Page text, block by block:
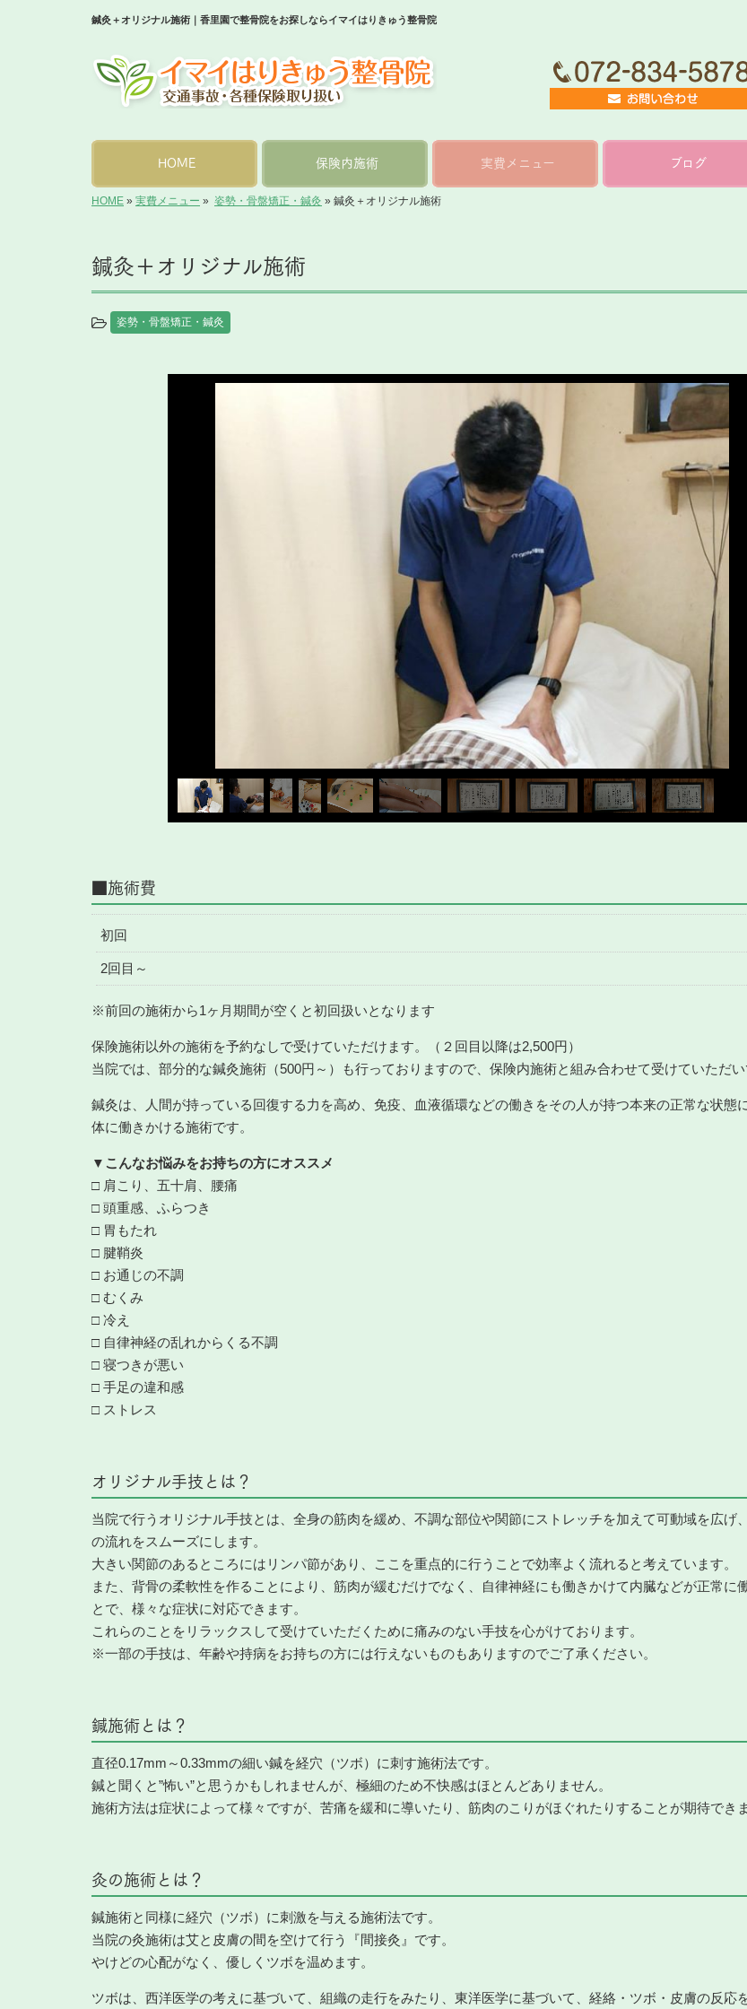
鍼灸＋オリジナル施術｜香里園で整骨院をお探しならイマイはりきゅう整骨院
HOME 保険内施術 実費メニュー ブログ
HOME » 実費メニュー » 姿勢・骨盤矯正・鍼灸 » 鍼灸＋オリジナル施術
鍼灸＋オリジナル施術
姿勢・骨盤矯正・鍼灸
■施術費
初回
2回目～
※前回の施術から1ヶ月期間が空くと初回扱いとなります
保険施術以外の施術を予約なしで受けていただけます。（２回目以降は2,500円）
当院では、部分的な鍼灸施術（500円～）も行っておりますので、保険内施術と組み合わせて受けていただい
鍼灸は、人間が持っている回復する力を高め、免疫、血液循環などの働きをその人が持つ本来の正常な状態
体に働きかける施術です。
▼こんなお悩みをお持ちの方にオススメ
□ 肩こり、五十肩、腰痛
□ 頭重感、ふらつき
□ 胃もたれ
□ 腱鞘炎
□ お通じの不調
□ むくみ
□ 冷え
□ 自律神経の乱れからくる不調
□ 寝つきが悪い
□ 手足の違和感
□ ストレス
オリジナル手技とは？
当院で行うオリジナル手技とは、全身の筋肉を緩め、不調な部位や関節にストレッチを加えて可動域を広げ
の流れをスムーズにします。
大きい関節のあるところにはリンパ節があり、ここを重点的に行うことで効率よく流れると考えています。
また、背骨の柔軟性を作ることにより、筋肉が緩むだけでなく、自律神経にも働きかけて内臓などが正常に
とで、様々な症状に対応できます。
これらのことをリラックスして受けていただくために痛みのない手技を心がけております。
※一部の手技は、年齢や持病をお持ちの方には行えないものもありますのでご了承ください。
鍼施術とは？
直径0.17mm～0.33mmの細い鍼を経穴（ツボ）に刺す施術法です。
鍼と聞くと”怖い”と思うかもしれませんが、極細のため不快感はほとんどありません。
施術方法は症状によって様々ですが、苦痛を緩和に導いたり、筋肉のこりがほぐれたりすることが期待できま
灸の施術とは？
鍼施術と同様に経穴（ツボ）に刺激を与える施術法です。
当院の灸施術は艾と皮膚の間を空けて行う『間接灸』です。
やけどの心配がなく、優しくツボを温めます。
ツボは、西洋医学の考えに基づいて、組織の走行をみたり、東洋医学に基づいて、経絡・ツボ・皮膚の反応